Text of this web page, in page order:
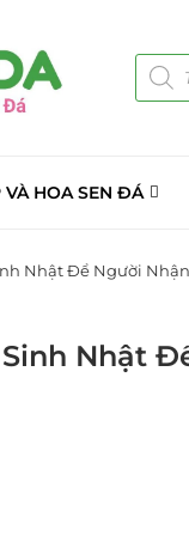
VÀ HOA SEN ĐÁ
Nhật Để Người
Nhật